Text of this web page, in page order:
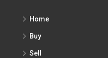
Home
Buy
Sell